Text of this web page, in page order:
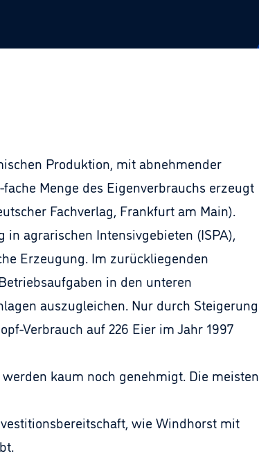
Produktion, mit abnehmender
Menge des Eigenverbrauchs erzeugt
Fachverlag, Frankfurt am Main).
agrarischen Intensivgebieten (ISPA),
Erzeugung. Im zurückliegenden
in den unteren
auszugleichen. Nur durch Steigerung
Verbrauch auf 226 Eier im Jahr 1997
kaum noch genehmigt. Die meisten
wie Windhorst mit